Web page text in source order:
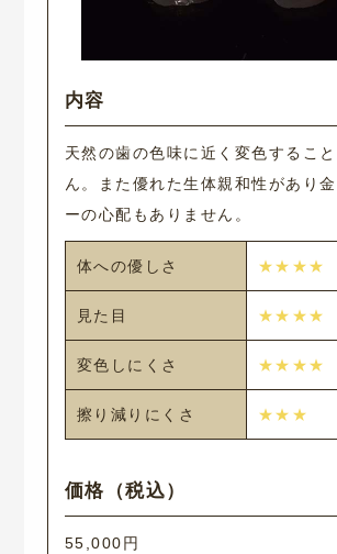
天然の歯の色味に近く変色するこ
ん。また優れた生体親和性があり
ーの心配もありません。
体への優しさ ★★★★
見た目 ★★★★
変色しにくさ ★★★★
擦り減りにくさ ★★★
55,000円